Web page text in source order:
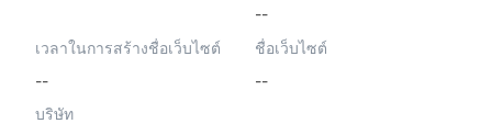
--
เวลาในการสร้างชื่อเว็บไซต์
--
ชื่อเว็บไซต์
--
บริษัท